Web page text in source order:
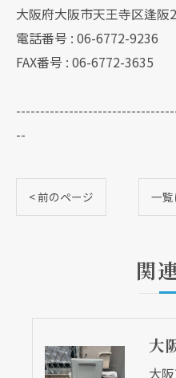
大阪府大阪市天王寺区逢阪
電話番号 : 06-6772-9236
FAX番号 : 06-6772-3635
--
< 前のページ 一覧
関
大